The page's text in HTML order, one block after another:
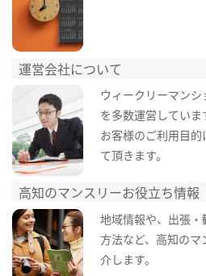
運営会社について
ウィークリーマン
を多数運営していま
お客様のご利用目
て頂きます。
高知のマンスリーお役立ち情報
地域情報や、出張
方法など、高知の
介します。